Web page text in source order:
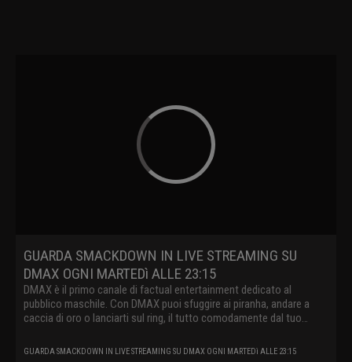
GUARDA SMACKDOWN IN LIVE STREAMING SU
DMAX OGNI MARTEDì ALLE 23:15
DMAX è il primo canale di factual entertainment dedicato al
pubblico maschile. Con DMAX puoi sfuggire ai piranha, andare a
caccia di oro o lanciarti sul ring, il tutto comodamente dal tuo
GUARDA SMACKDOWN IN LIVE STREAMING SU DMAX OGNI MARTEDì ALLE 23:15